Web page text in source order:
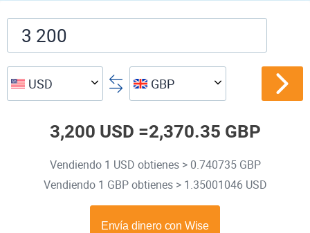
USD GBP
3,200 USD =2,370.35 GBP
Vendiendo 1 USD obtienes > 0.740735 GBP
Vendiendo 1 GBP obtienes > 1.35001046 USD